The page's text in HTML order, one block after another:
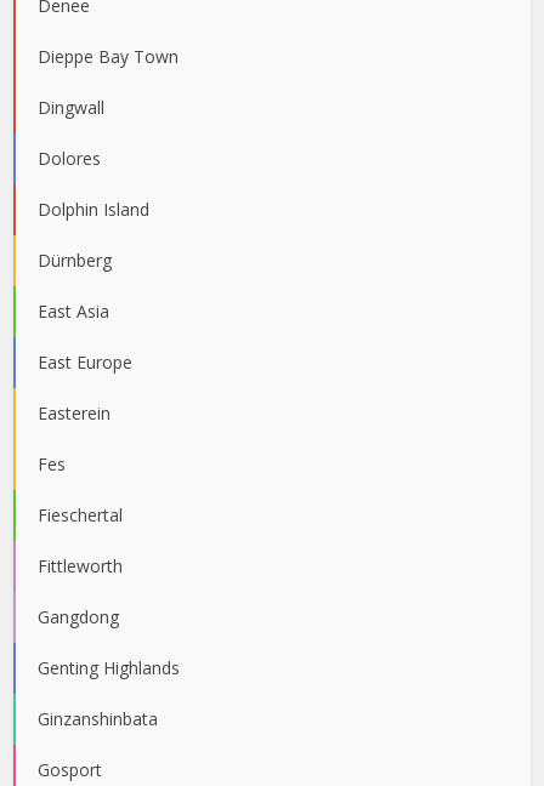
Denee
Dieppe Bay Town
Dingwall
Dolores
Dolphin Island
Dürnberg
East Asia
East Europe
Easterein
Fes
Fieschertal
Fittleworth
Gangdong
Genting Highlands
Ginzanshinbata
Gosport